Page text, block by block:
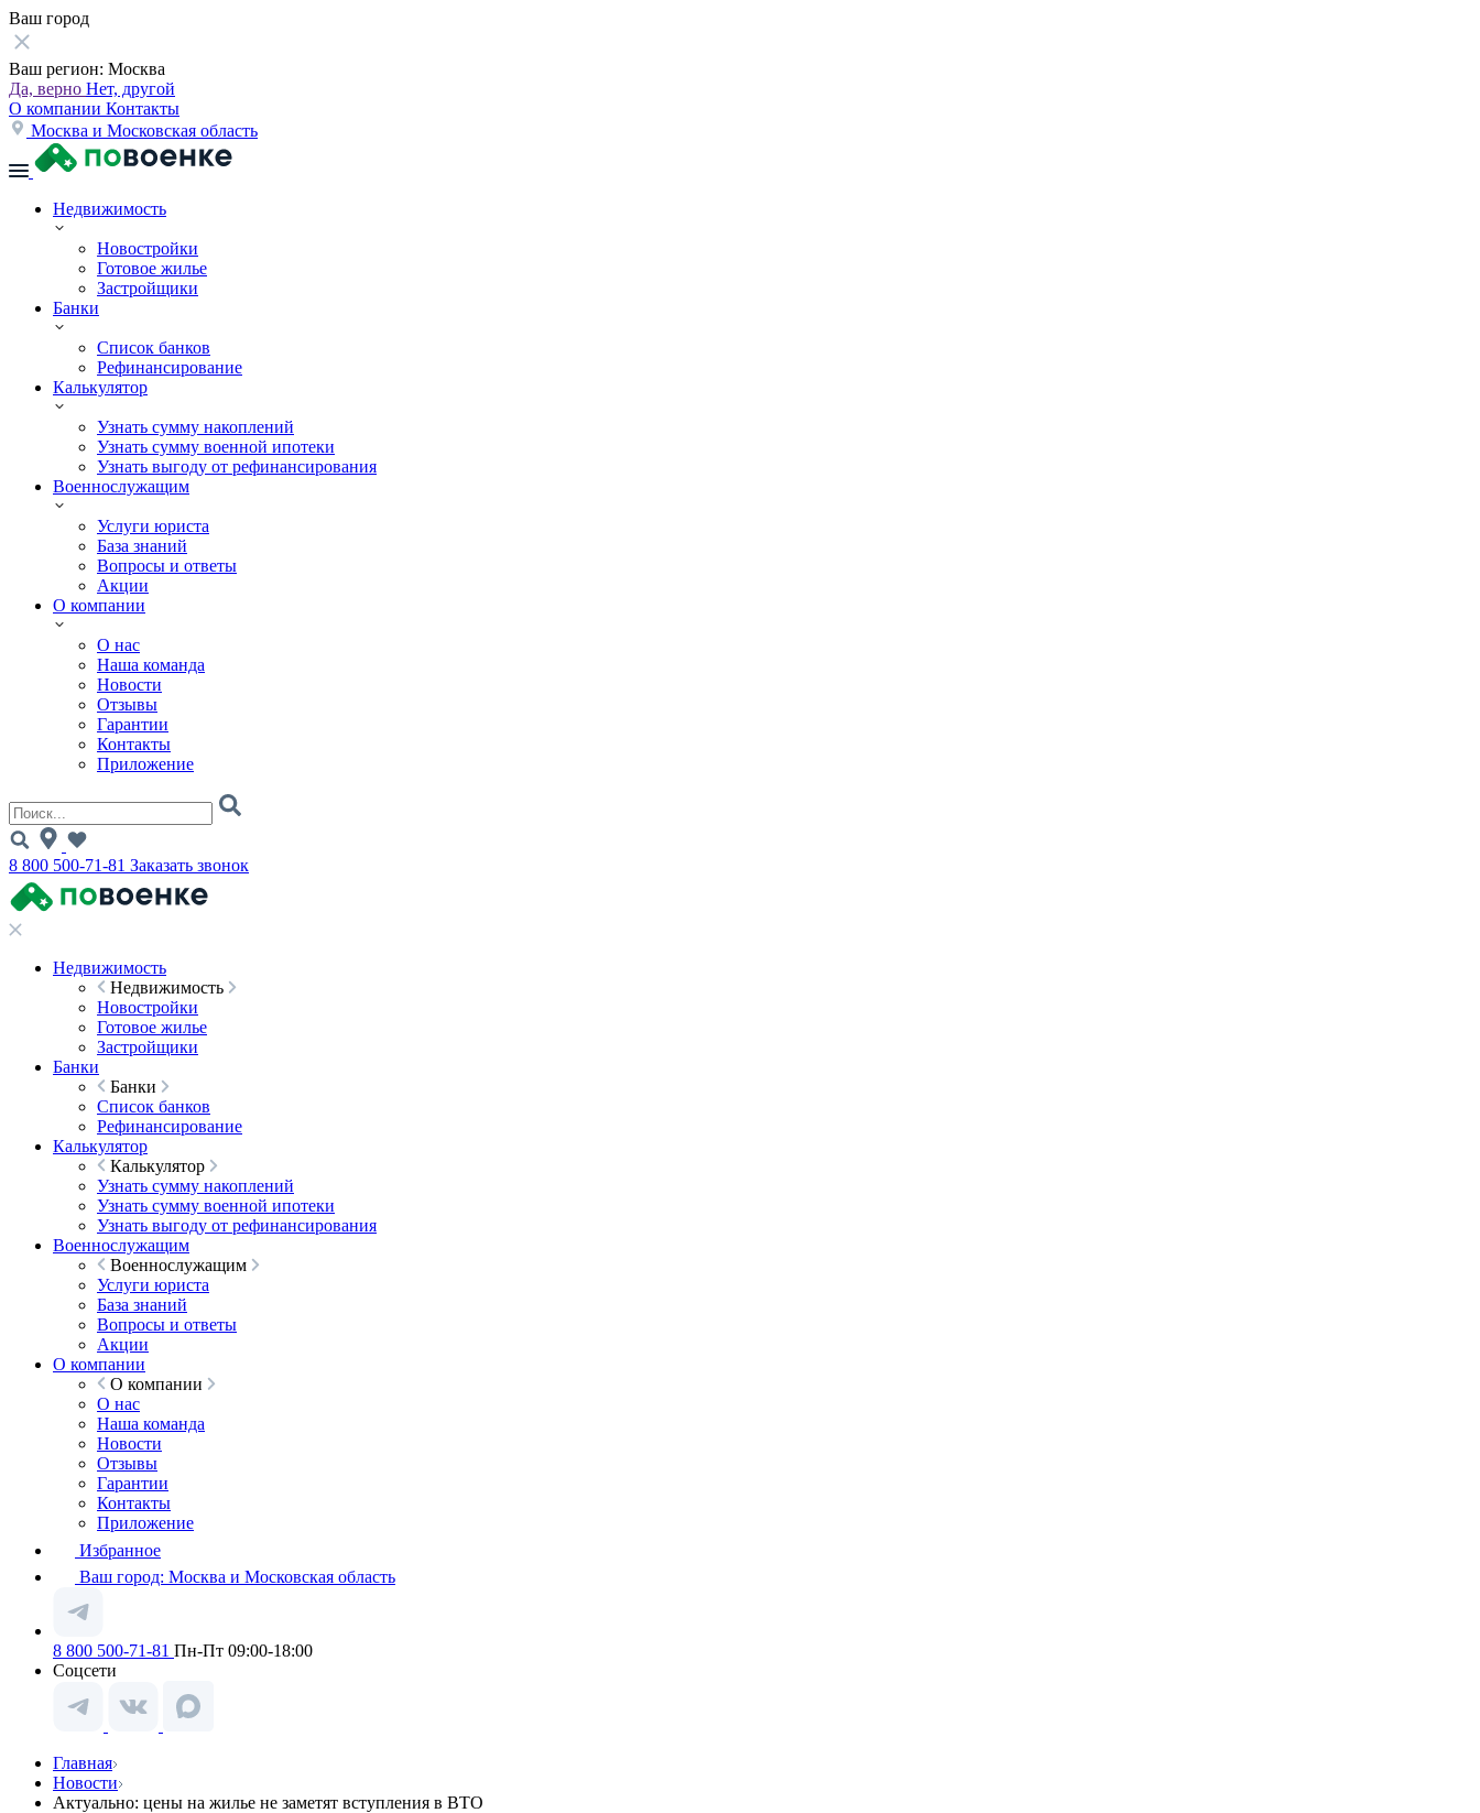
Ваш город
Ваш регион: Москва
Да, верно Нет, другой
О компании Контакты
Москва и Московская область
Недвижимость
Новостройки
Готовое жилье
Застройщики
Банки
Список банков
Рефинансирование
Калькулятор
Узнать сумму накоплений
Узнать сумму военной ипотеки
Узнать выгоду от рефинансирования
Военнослужащим
Услуги юриста
База знаний
Вопросы и ответы
Акции
О компании
О нас
Наша команда
Новости
Отзывы
Гарантии
Контакты
Приложение
8 800 500-71-81 Заказать звонок
Недвижимость
Недвижимость
Новостройки
Готовое жилье
Застройщики
Банки
Банки
Список банков
Рефинансирование
Калькулятор
Калькулятор
Узнать сумму накоплений
Узнать сумму военной ипотеки
Узнать выгоду от рефинансирования
Военнослужащим
Военнослужащим
Услуги юриста
База знаний
Вопросы и ответы
Акции
О компании
О компании
О нас
Наша команда
Новости
Отзывы
Гарантии
Контакты
Приложение
Избранное
Ваш город: Москва и Московская область
8 800 500-71-81 Пн-Пт 09:00-18:00
Соцсети
Главная
Новости
Актуально: цены на жилье не заметят вступления в ВТО